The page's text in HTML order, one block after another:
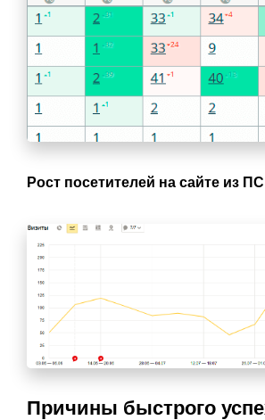
Рост посетителей на сайте из
Причины быстрого